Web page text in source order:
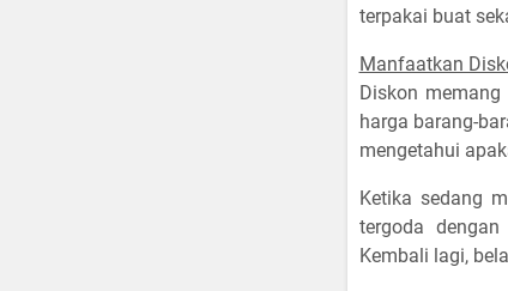
terpakai buat
Manfaatkan
Diskon
harga barang-
mengetahui
Ketika sedang
tergoda
Kembali lagi,